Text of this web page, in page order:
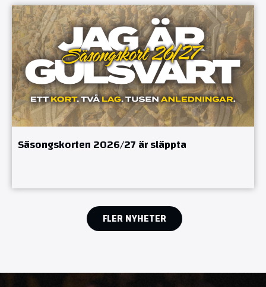
Säsongskorten 2026/27 är släppta
FLER NYHETER